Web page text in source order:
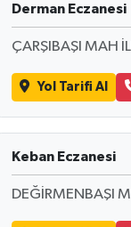
Derman Eczanesi
ÇARŞIBAŞI MAH
Yol Tarifi Al
Keban Eczanesi
DEĞİRMENBAŞI